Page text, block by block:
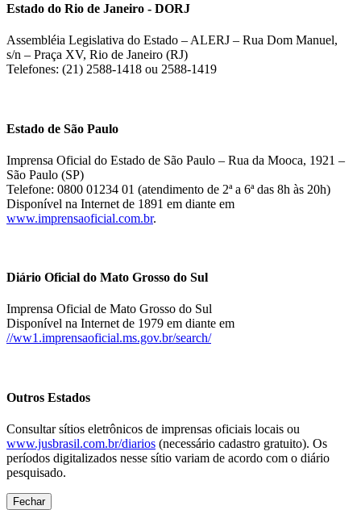
Estado do Rio de Janeiro - DORJ
Assembléia Legislativa do Estado – ALERJ – Rua Dom Manuel,
s/n – Praça XV, Rio de Janeiro (RJ)
Telefones: (21) 2588-1418 ou 2588-1419
Estado de São Paulo
Imprensa Oficial do Estado de São Paulo – Rua da Mooca, 1921 –
São Paulo (SP)
Telefone: 0800 01234 01 (atendimento de 2ª a 6ª das 8h às 20h)
Disponível na Internet de 1891 em diante em
www.imprensaoficial.com.br.
Diário Oficial do Mato Grosso do Sul
Imprensa Oficial de Mato Grosso do Sul
Disponível na Internet de 1979 em diante em
//ww1.imprensaoficial.ms.gov.br/search/
Outros Estados
Consultar sítios eletrônicos de imprensas oficiais locais ou
www.jusbrasil.com.br/diarios (necessário cadastro gratuito). Os
períodos digitalizados nesse sítio variam de acordo com o diário
pesquisado.
Fechar